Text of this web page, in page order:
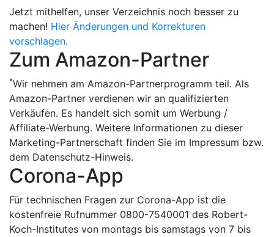
Jetzt mithelfen, unser Verzeichnis noch besser zu
machen! Hier Änderungen und Korrekturen
vorschlagen.
Zum Amazon-Partner
*Wir nehmen am Amazon-Partnerprogramm teil. Als
Amazon-Partner verdienen wir an qualifizierten
Verkäufen. Es handelt sich somit um Werbung /
Affiliate-Werbung. Weitere Informationen zu dieser
Marketing-Partnerschaft finden Sie im Impressum bzw.
dem Datenschutz-Hinweis.
Corona-App
Für technischen Fragen zur Corona-App ist die
kostenfreie Rufnummer 0800-7540001 des Robert-
Koch-Institutes von montags bis samstags von 7 bis